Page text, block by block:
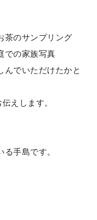
茶のサンプリング
での家族写真
んでいただけたかと
えします。
手島です。